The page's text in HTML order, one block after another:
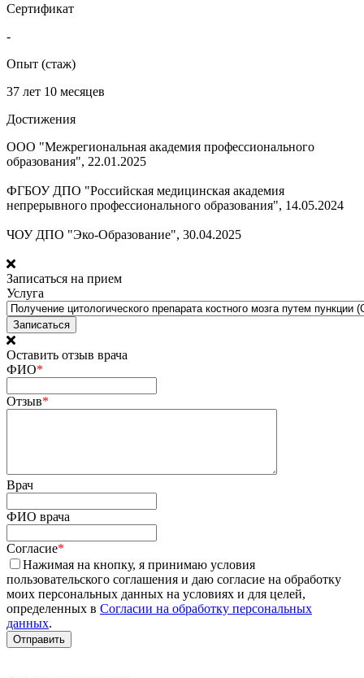
Сертификат
-
Опыт (стаж)
37 лет 10 месяцев
Достижения
ООО "Межрегиональная академия профессионального
образования", 22.01.2025
ФГБОУ ДПО "Российская медицинская академия
непрерывного профессионального образования", 14.05.2024
ЧОУ ДПО "Эко-Образование", 30.04.2025
Записаться на прием
Услуга
Оставить отзыв врача
ФИО*
Отзыв*
Врач
ФИО врача
Согласие*
Нажимая на кнопку, я принимаю условия
пользовательского соглашения и даю согласие на обработку
моих персональных данных на условиях и для целей,
определенных в Согласии на обработку персональных
данных.